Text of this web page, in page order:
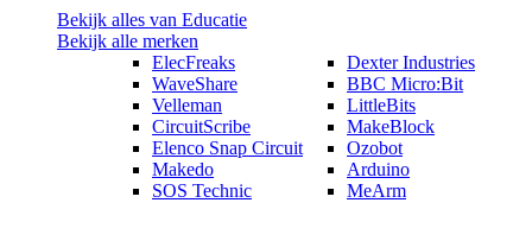
Bekijk alles van Educatie
Bekijk alle merken
ElecFreaks
WaveShare
Velleman
CircuitScribe
Elenco Snap Circuit
Makedo
SOS Technic
Dexter Industries
BBC Micro:Bit
LittleBits
MakeBlock
Ozobot
Arduino
MeArm